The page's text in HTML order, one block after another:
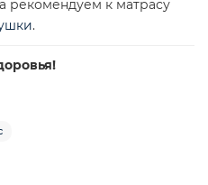
рекомендуем к матрасу
.